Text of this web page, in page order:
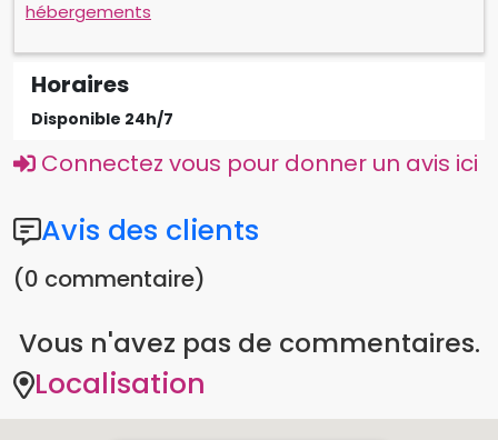
Horaires
Disponible 24h/7
Avis des clients
Vous n'avez pas de commentaires.
Localisation